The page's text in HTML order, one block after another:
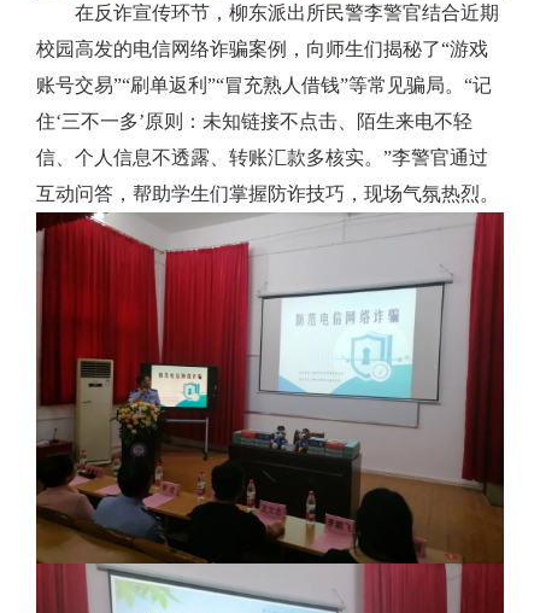
在反诈宣传环节，柳东派出所民警李警官结合近期
校园高发的电信网络诈骗案例，向师生们揭秘了“游戏
账号交易”“刷单返利”“冒充熟人借钱”等常见骗局。“记
住‘三不一多’原则：未知链接不点击、陌生来电不轻
信、个人信息不透露、转账汇款多核实。”李警官通过
互动问答，帮助学生们掌握防诈技巧，现场气氛热烈。